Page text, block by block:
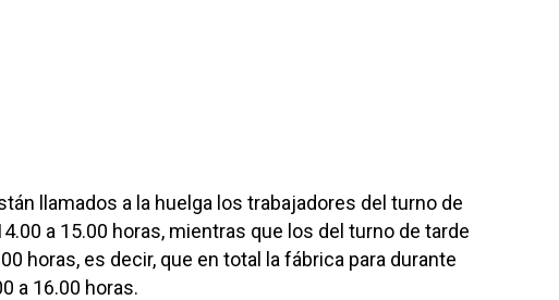
llamados a la huelga los trabajadores del turno de
a 15.00 horas, mientras que los del turno de tarde
horas, es decir, que en total la fábrica para durante
a 16.00 horas.